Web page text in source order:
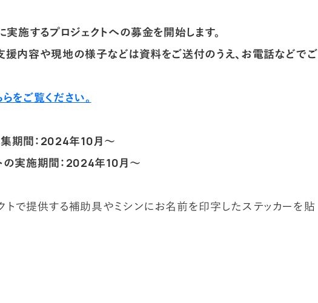
施するプロジェクトへの募金を開始します。
援内容や現地の様子などは資料をご送付のうえ、お電話などでご
らをご覧ください。
期間：2024年10月～
の実施期間：2024年10月～
トで提供する補助具やミシンにお名前を印字したステッカーを貼